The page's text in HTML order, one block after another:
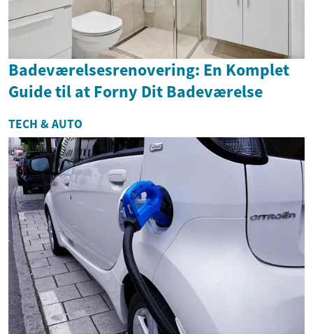
Badeværelsesrenovering: En Komplet
Guide til at Forny Dit Badeværelse
TECH & AUTO